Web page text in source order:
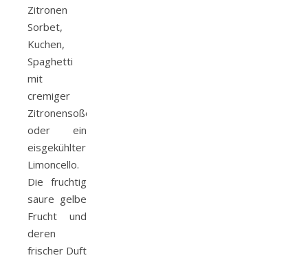
Zitronen
Sorbet,
Kuchen,
Spaghetti
mit
cremiger
Zitronensoße
oder ein
eisgekühlter
Limoncello.
Die fruchtig
saure gelbe
Frucht und
deren
frischer Duft